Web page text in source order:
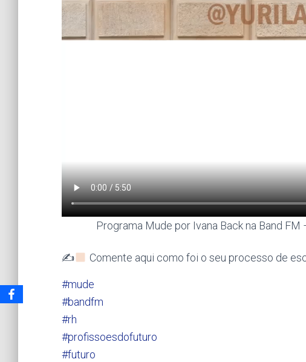
Programa Mude por Ivana Back na Band
✍ Comente aqui como foi o seu processo de
#mude
#bandfm
#rh
#profissoesdofuturo
#futuro